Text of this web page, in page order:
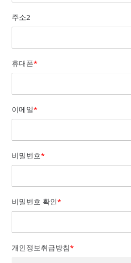
주소2
휴대폰*
이메일*
비밀번호*
비밀번호 확인*
개인정보취급방침*